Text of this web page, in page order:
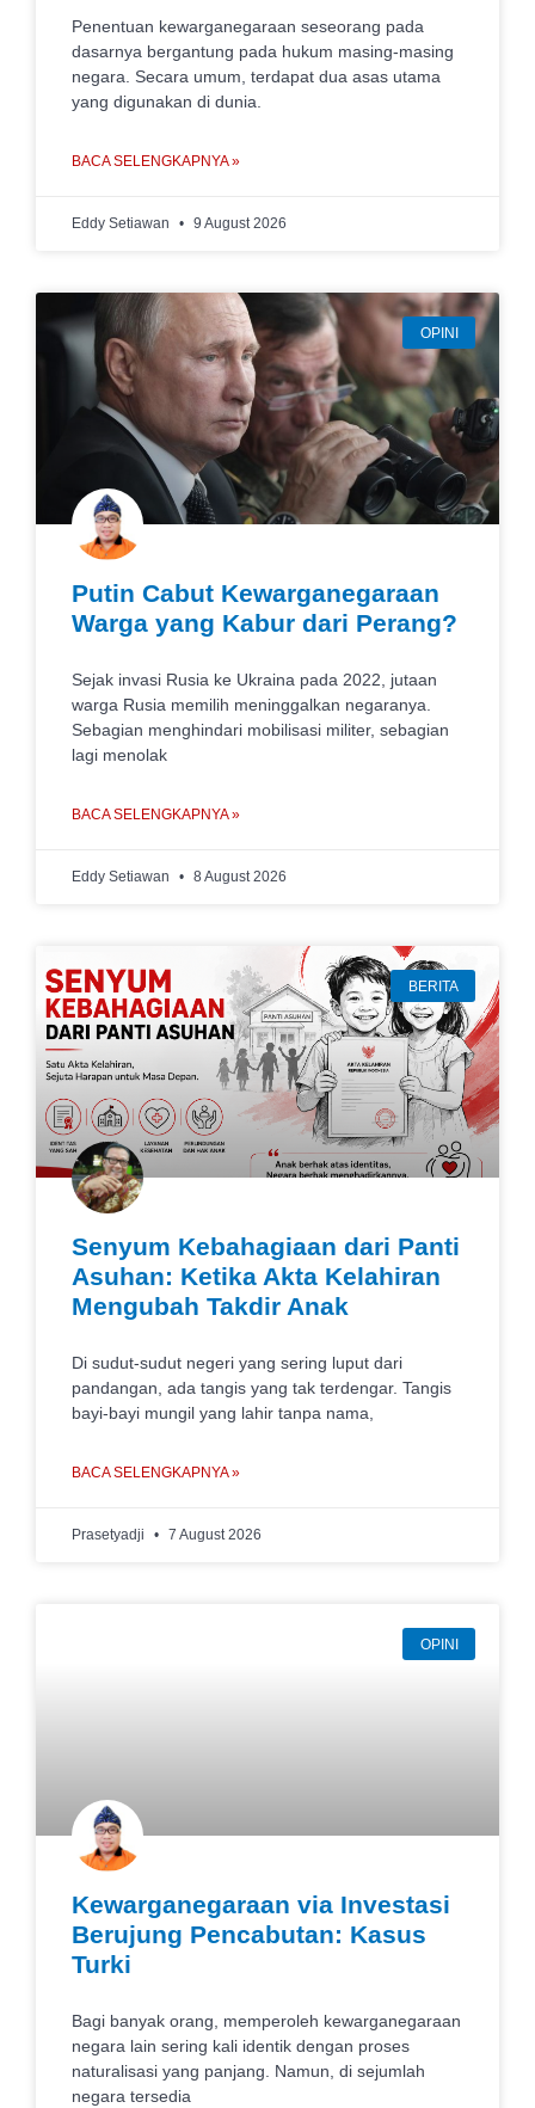
Penentuan kewarganegaraan seseorang pada
dasarnya bergantung pada hukum masing-masing
negara. Secara umum, terdapat dua asas utama
yang digunakan di dunia.
BACA SELENGKAPNYA »
Eddy Setiawan 9 August 2026
OPINI
Putin Cabut Kewarganegaraan
Warga yang Kabur dari Perang?
Sejak invasi Rusia ke Ukraina pada 2022, jutaan
warga Rusia memilih meninggalkan negaranya.
Sebagian menghindari mobilisasi militer, sebagian
lagi menolak
BACA SELENGKAPNYA »
Eddy Setiawan 8 August 2026
BERITA
Senyum Kebahagiaan dari Panti
Asuhan: Ketika Akta Kelahiran
Mengubah Takdir Anak
Di sudut-sudut negeri yang sering luput dari
pandangan, ada tangis yang tak terdengar. Tangis
bayi-bayi mungil yang lahir tanpa nama,
BACA SELENGKAPNYA »
Prasetyadji 7 August 2026
OPINI
Kewarganegaraan via Investasi
Berujung Pencabutan: Kasus
Turki
Bagi banyak orang, memperoleh kewarganegaraan
negara lain sering kali identik dengan proses
naturalisasi yang panjang. Namun, di sejumlah
negara tersedia